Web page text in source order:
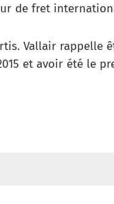
de fret
Vallair rappelle
et avoir été le